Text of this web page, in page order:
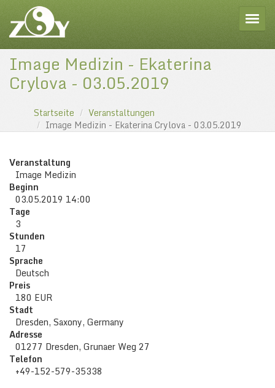
Image Medizin - Ekaterina
Crylova - 03.05.2019
Startseite
Veranstaltungen
Image Medizin - Ekaterina Crylova - 03.05.2019
Veranstaltung
Image Medizin
Beginn
03.05.2019 14:00
Tage
3
Stunden
17
Sprache
Deutsch
Preis
180 EUR
Stadt
Dresden, Saxony, Germany
Adresse
01277 Dresden, Grunaer Weg 27
Telefon
+49-152-579-35338